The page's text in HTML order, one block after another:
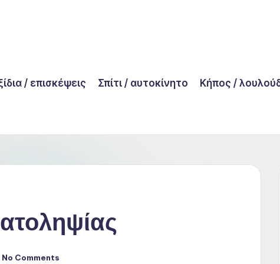
/ επισκέψεις Σπίτι / αυτοκίνητο Κήπος /
No Comments